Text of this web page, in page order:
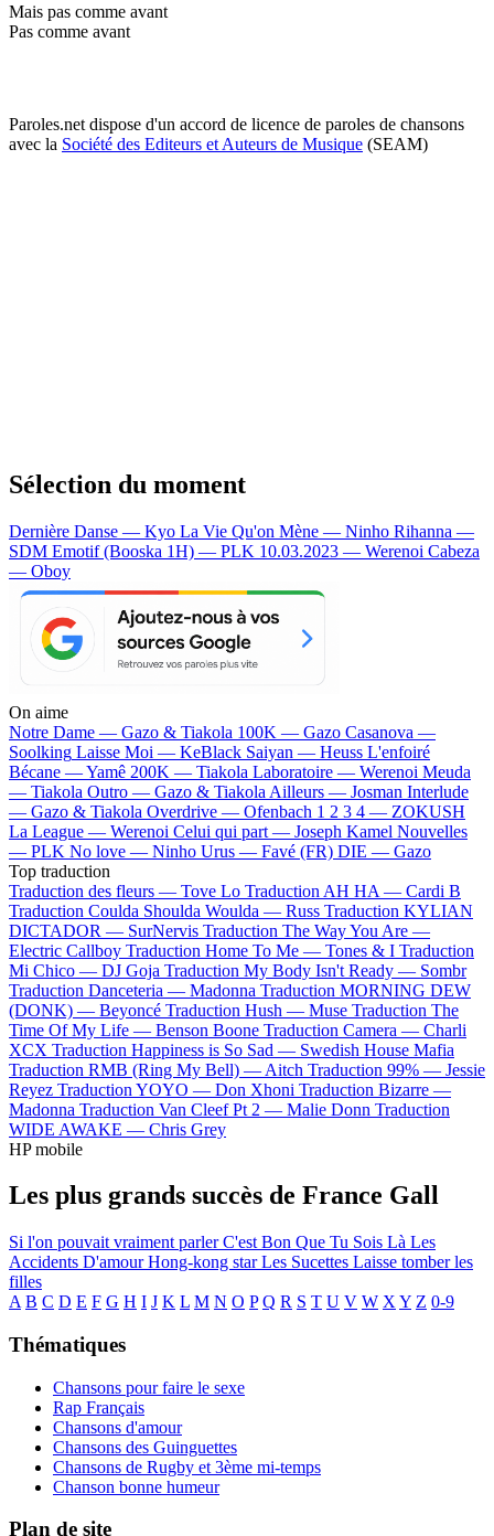
Mais pas comme avant
Pas comme avant
Paroles.net dispose d'un accord de licence de paroles de chansons
avec la Société des Editeurs et Auteurs de Musique (SEAM)
Sélection du moment
Dernière Danse — Kyo La Vie Qu'on Mène — Ninho Rihanna —
SDM Emotif (Booska 1H) — PLK 10.03.2023 — Werenoi Cabeza
— Oboy
On aime
Notre Dame — Gazo & Tiakola 100K — Gazo Casanova —
Soolking Laisse Moi — KeBlack Saiyan — Heuss L'enfoiré
Bécane —Yamê 200K — Tiakola Laboratoire — Werenoi Meuda
— Tiakola Outro — Gazo & Tiakola Ailleurs — Josman Interlude
— Gazo & Tiakola Overdrive — Ofenbach 1 2 3 4 — ZOKUSH
La League — Werenoi Celui qui part — Joseph Kamel Nouvelles
— PLK No love — Ninho Urus — Favé (FR) DIE — Gazo
Top traduction
Traduction des fleurs — Tove Lo Traduction AH HA — Cardi B
Traduction Coulda Shoulda Woulda — Russ Traduction KYLIAN
DICTADOR — SurNervis Traduction The Way You Are —
Electric Callboy Traduction Home To Me — Tones & I Traduction
Mi Chico — DJ Goja Traduction My Body Isn't Ready — Sombr
Traduction Danceteria — Madonna Traduction MORNING DEW
(DONK) — Beyoncé Traduction Hush — Muse Traduction The
Time Of My Life — Benson Boone Traduction Camera — Charli
XCX Traduction Happiness is So Sad — Swedish House Mafia
Traduction RMB (Ring My Bell) — Aitch Traduction 99% — Jessie
Reyez Traduction YOYO — Don Xhoni Traduction Bizarre —
Madonna Traduction Van Cleef Pt 2 — Malie Donn Traduction
WIDE AWAKE — Chris Grey
HP mobile
Les plus grands succès de France Gall
Si l'on pouvait vraiment parlerC'est Bon Que Tu Sois Là Les
Accidents D'amourHong-kong starLes Sucettes Laisse tomber les
filles
A B C D E F G H I J K L M N O P Q R S T U V W X Y Z 0-9
Thématiques
Chansons pour faire le sexe
Rap Français
Chansons d'amour
Chansons des Guinguettes
Chansons de Rugby et 3ème mi-temps
Chanson bonne humeur
Plan de site